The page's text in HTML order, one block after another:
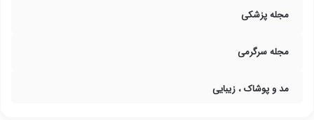
مجله پزشکی
مجله سرگرمی
مد و پوشاک ، زیبایی